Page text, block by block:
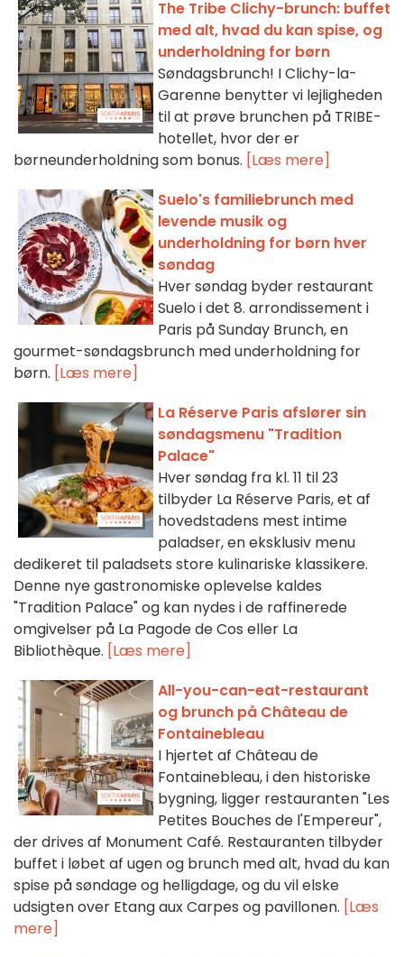
The Tribe Clichy-brunch: buffet
med alt, hvad du kan spise, og
underholdning for børn
Søndagsbrunch! I Clichy-la-
Garenne benytter vi lejligheden
til at prøve brunchen på TRIBE-
hotellet, hvor der er
børneunderholdning som bonus. [Læs mere]
Suelo's familiebrunch med
levende musik og
underholdning for børn hver
søndag
Hver søndag byder restaurant
Suelo i det 8. arrondissement i
Paris på Sunday Brunch, en
gourmet-søndagsbrunch med underholdning for
børn. [Læs mere]
La Réserve Paris afslører sin
søndagsmenu "Tradition
Palace"
Hver søndag fra kl. 11 til 23
tilbyder La Réserve Paris, et af
hovedstadens mest intime
paladser, en eksklusiv menu
dedikeret til paladsets store kulinariske klassikere.
Denne nye gastronomiske oplevelse kaldes
"Tradition Palace" og kan nydes i de raffinerede
omgivelser på La Pagode de Cos eller La
Bibliothèque. [Læs mere]
All-you-can-eat-restaurant
og brunch på Château de
Fontainebleau
I hjertet af Château de
Fontainebleau, i den historiske
bygning, ligger restauranten "Les
Petites Bouches de l'Empereur",
der drives af Monument Café. Restauranten tilbyder
buffet i løbet af ugen og brunch med alt, hvad du kan
spise på søndage og helligdage, og du vil elske
udsigten over Etang aux Carpes og pavillonen. [Læs
mere]